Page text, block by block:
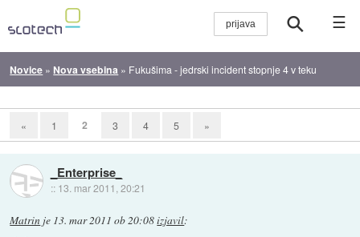
☰
Novice » Nova vsebina » Fukušima - jedrski incident stopnje 4 v teku
« 1 2 3 4 5 »
_Enterprise_
:: 13. mar 2011, 20:21
Matrin je 13. mar 2011 ob 20:08izjavil: